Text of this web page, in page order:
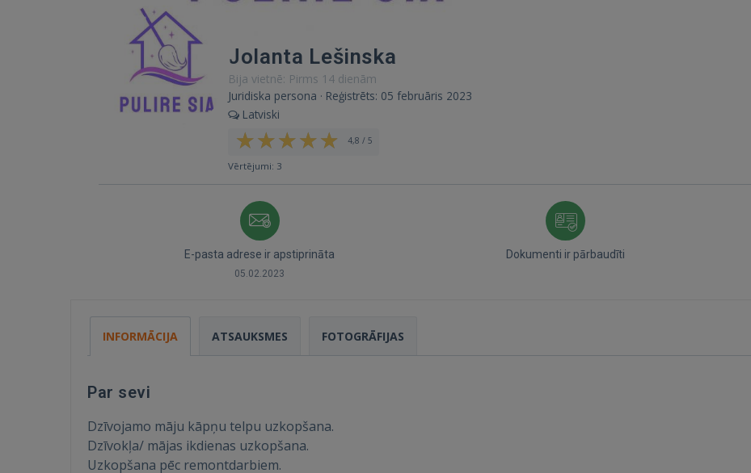
Jolanta Lešinska
Bija vietnē: Pirms 14 dienām
Juridiska persona · Reģistrēts: 05 februāris 2023
Latviski
4,8 / 5
Vērtējumi: 3
E-pasta adrese ir apstiprināta
05.02.2023
Dokumenti ir pārbaudīti
INFORMĀCIJA ATSAUKSMES FOTOGRĀFIJAS
Par sevi
Dzīvojamo māju kāpņu telpu uzkopšana.
Dzīvokļa/ mājas ikdienas uzkopšana.
Uzkopšana pēc remontdarbiem.